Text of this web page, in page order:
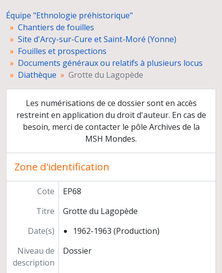
Grotte du Renne, Galerie Schoepflin (R.G.S.)
Techniques de fouilles
Vie de chantier
Carrière des sarcophages et Grande Grotte
Grotte de l’Hyène
Grotte des Ours, topographie générale
Grotte des Fées
Grotte du Bison
Grotte du Cheval
Grotte du Lagopède
Grotte du Loup
Grotte du Renne
Grotte du Renne, Galerie Schoepflin (R.G.S.)
Grotte du Trilobite
Rapports de fouilles
Préparation de publications
Coupures de presse
Équipe "Ethnologie préhistorique"
Chantiers de fouilles
Site d'Arcy-sur-Cure et Saint-Moré (Yonne)
Fouilles et prospections
Documents généraux ou relatifs à plusieurs locus
Diathèque
Grotte du Lagopède
Les numérisations de ce dossier sont en accès
restreint en application du droit d'auteur. En cas de
besoin, merci de contacter le pôle Archives de la
MSH Mondes.
Zone d'identification
Cote
EP68
Titre
Grotte du Lagopède
Date(s)
1962-1963 (Production)
Niveau de
description
Dossier